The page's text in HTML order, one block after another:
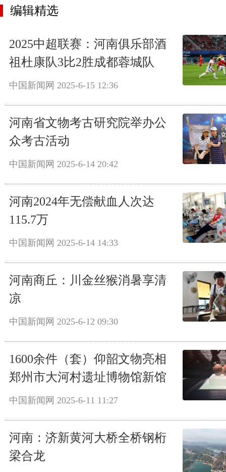
编辑精选
2025中超联赛：河南俱乐部酒
祖杜康队3比2胜成都蓉城队
中国新闻网 2025-6-15 12:36
河南省文物考古研究院举办公
众考古活动
中国新闻网 2025-6-14 20:42
河南2024年无偿献血人次达
115.7万
中国新闻网 2025-6-14 14:33
河南商丘：川金丝猴消暑享清
凉
中国新闻网 2025-6-12 09:30
1600余件（套）仰韶文物亮相
郑州市大河村遗址博物馆新馆
中国新闻网 2025-6-11 11:27
河南：济新黄河大桥全桥钢桁
梁合龙